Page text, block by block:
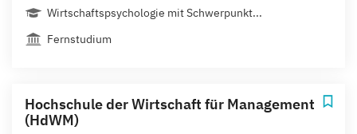
Wirtschaftspsychologie mit Schwerpunkt...
Fernstudium
Hochschule der Wirtschaft für Management
(HdWM)